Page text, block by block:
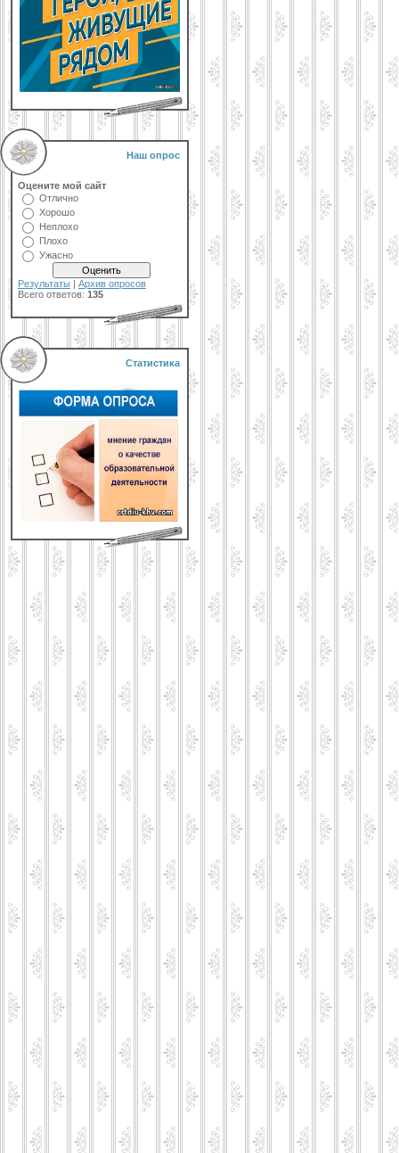
Наш опрос
Оцените мой сайт
Отлично
Хорошо
Неплохо
Плохо
Ужасно
Результаты | Архив опросов
Всего ответов: 135
Статистика